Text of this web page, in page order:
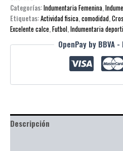
Categorías:Indumentaria Femenina,
Etiquetas:Actividad fisica,comodidad,
Excelente calce,Futbol,Indumentaria
OpenPay by BBVA
Descripción